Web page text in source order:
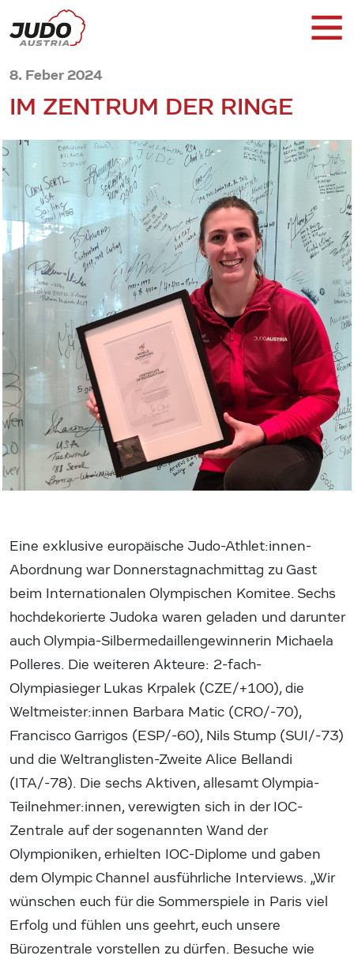
8. Feber 2024
IM ZENTRUM DER RINGE
Eine exklusive europäische Judo-Athlet:innen-
Abordnung war Donnerstagnachmittag zu Gast
beim Internationalen Olympischen Komitee. Sechs
hochdekorierte Judoka waren geladen und darunter
auch Olympia-Silbermedaillengewinnerin Michaela
Polleres. Die weiteren Akteure: 2-fach-
Olympiasieger Lukas Krpalek (CZE/+100), die
Weltmeister:innen Barbara Matic (CRO/-70),
Francisco Garrigos (ESP/-60), Nils Stump (SUI/-73)
und die Weltranglisten-Zweite Alice Bellandi
(ITA/-78). Die sechs Aktiven, allesamt Olympia-
Teilnehmer:innen, verewigten sich in der IOC-
Zentrale auf der sogenannten Wand der
Olympioniken, erhielten IOC-Diplome und gaben
dem Olympic Channel ausführliche Interviews. „Wir
wünschen euch für die Sommerspiele in Paris viel
Erfolg und fühlen uns geehrt, euch unsere
Bürozentrale vorstellen zu dürfen. Besuche wie